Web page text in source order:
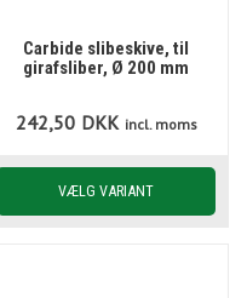
Carbide slibeskive, til
girafsliber, Ø 200 mm
242,50 DKK incl. moms